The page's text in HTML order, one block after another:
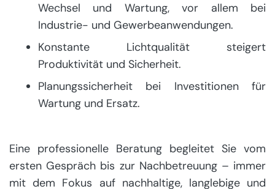
Wechsel und Wartung, vor allem bei
Industrie- und Gewerbeanwendungen.
Konstante Lichtqualität steigert
Produktivität und Sicherheit.
Planungssicherheit bei Investitionen für
Wartung und Ersatz.
Eine professionelle Beratung begleitet Sie vom
ersten Gespräch bis zur Nachbetreuung – immer
mit dem Fokus auf nachhaltige, langlebige und